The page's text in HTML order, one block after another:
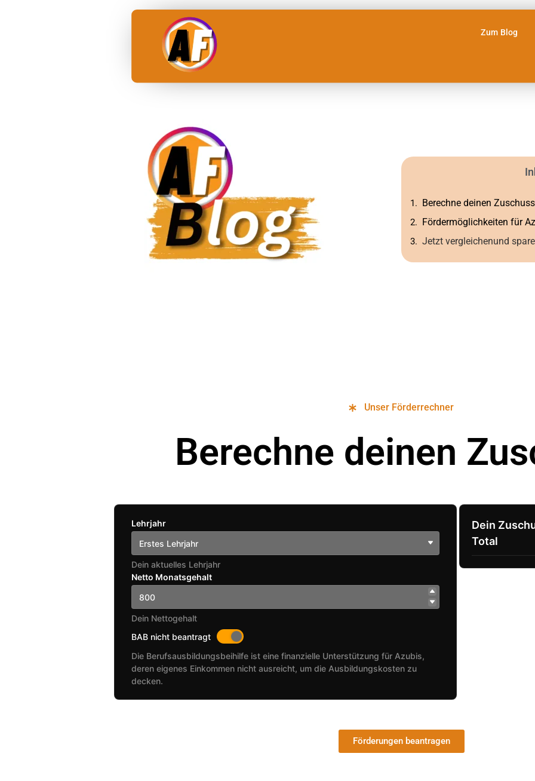
Zum Blog
Berechne deinen Zuschuss
Fördermöglichkeiten für
Jetzt vergleichenund
Unser Förderrechner
Berechne deinen
Lehrjahr
Erstes Lehrjahr
Dein aktuelles Lehrjahr
Netto Monatsgehalt
Dein Nettogehalt
BAB nicht beantragt
Die Berufsausbildungsbeihilfe ist eine finanzielle Unterstützung für Azubis,
deren eigenes Einkommen nicht ausreicht, um die Ausbildungskosten zu
decken.
Dein
Total
Förderungen beantragen